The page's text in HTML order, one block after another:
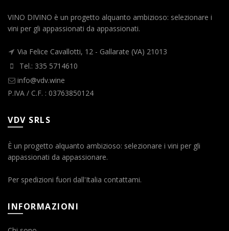
VINO DIVINO è un progetto alquanto ambizioso: selezionare i
vini per gli appassionati da appassionati.
Via Felice Cavallotti, 12 - Gallarate (VA) 21013
Tel.: 335 5714610
info@vdv.wine
P.IVA / C.F. : 03763850124
VDV SRLS
È un progetto alquanto ambizioso: selezionare i vini per gli
appassionati da appassionare.
Per spedizioni fuori dall'Italia contattami.
INFORMAZIONI